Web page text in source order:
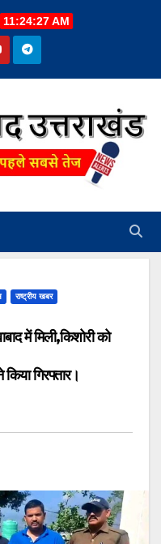
11:24:28 AM
राष्ट्रीय खबर
में मिली,किशोरी को
गिरफ्तार।